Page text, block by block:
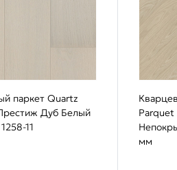
паркет Quartz
Дуб Белый
11
Parquet
мм